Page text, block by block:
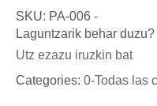
Bronzeder
Fundicion de Figuras de
de Aldabas y Pomos de
Izan zaitez lehena
buruzko iritzia ematen
SKU: PA-006 -
Laguntzarik behar duzu?
Utz ezazu iruzkin bat
Categories: 0-Todas las